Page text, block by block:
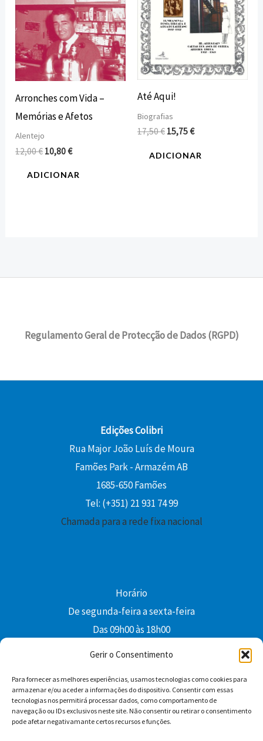
Gerir o Consentimento
Para fornecer as melhores experiências, usamos tecnologias como cookies para
armazenar e/ou aceder a informações do dispositivo. Consentir com essas
tecnologias nos permitirá processar dados, como comportamento de
navegação ou IDs exclusivos neste site. Não consentir ou retirar o consentimento
pode afetar negativamante certos recursos e funções.
Arronches com Vida –
Memórias e Afetos
Alentejo
12,00€ 10,80€
ADICIONAR
Até Aqui!
Biografias
17,50€ 15,75€
ADICIONAR
Regulamento Geral de Protecção de Dados (RGPD)
Edições Colibri
Rua Major João Luís de Moura
Famões Park - Armazém AB
1685-650 Famões
Tel: (+351) 21 931 74 99
Chamada para a rede fixa nacional
Horário
De segunda-feira a sexta-feira
Das 09h00 às 18h00
Facebook YouTube Instagram
Whatsapp
Condições Gerais de Venda